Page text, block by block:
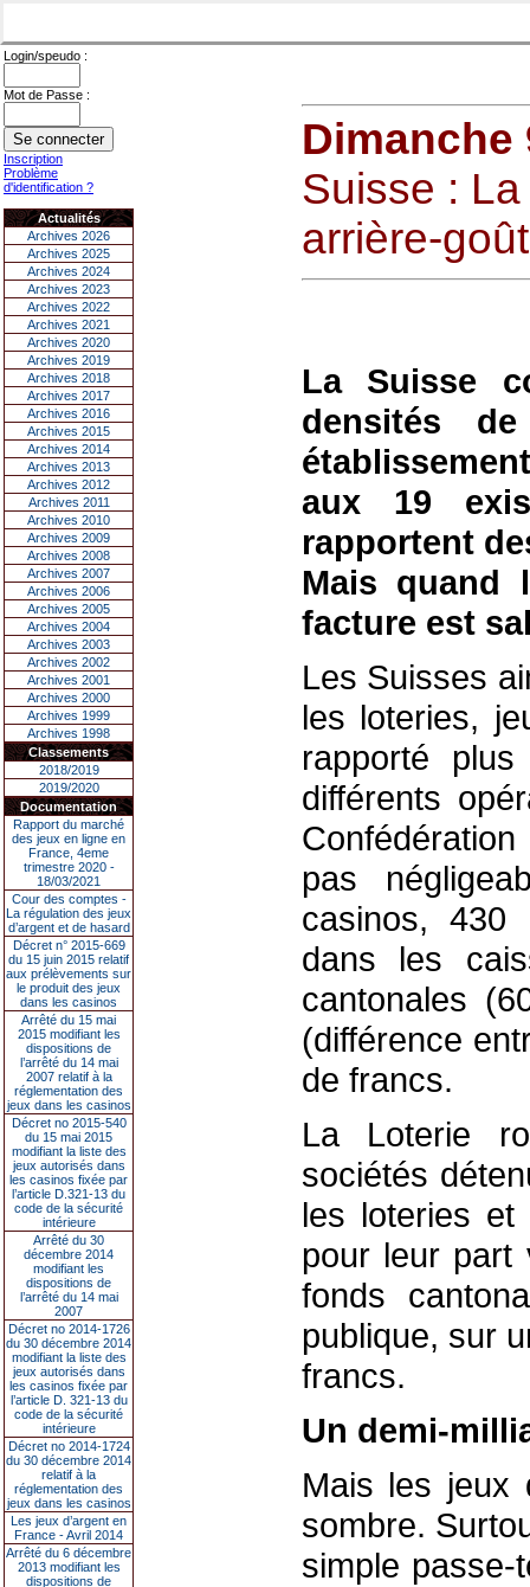
Login/speudo :
Mot de Passe :
Inscription
Problème
d'identification ?
Actualités
Archives 2026
Archives 2025
Archives 2024
Archives 2023
Archives 2022
Archives 2021
Archives 2020
Archives 2019
Archives 2018
Archives 2017
Archives 2016
Archives 2015
Archives 2014
Archives 2013
Archives 2012
Archives 2011
Archives 2010
Archives 2009
Archives 2008
Archives 2007
Archives 2006
Archives 2005
Archives 2004
Archives 2003
Archives 2002
Archives 2001
Archives 2000
Archives 1999
Archives 1998
Classements
2018/2019
2019/2020
Documentation
Rapport du marché
des jeux en ligne en
France, 4eme
trimestre 2020 -
18/03/2021
Cour des comptes -
La régulation des jeux
d’argent et de hasard
Décret n° 2015-669
du 15 juin 2015 relatif
aux prélèvements sur
le produit des jeux
dans les casinos
Arrêté du 15 mai
2015 modifiant les
dispositions de
l’arrêté du 14 mai
2007 relatif à la
réglementation des
jeux dans les casinos
Décret no 2015-540
du 15 mai 2015
modifiant la liste des
jeux autorisés dans
les casinos fixée par
l’article D.321-13 du
code de la sécurité
intérieure
Arrêté du 30
décembre 2014
modifiant les
dispositions de
l’arrêté du 14 mai
2007
Décret no 2014-1726
du 30 décembre 2014
modifiant la liste des
jeux autorisés dans
les casinos fixée par
l’article D. 321-13 du
code de la sécurité
intérieure
Décret no 2014-1724
du 30 décembre 2014
relatif à la
réglementation des
jeux dans les casinos
Les jeux d’argent en
France - Avril 2014
Arrêté du 6 décembre
2013 modifiant les
dispositions de
Dimanche
Suisse :
arrière-
La Suisse
densités
aux 19
rapportent
Mais quand
facture est
Les Suisses
les loteries,
rapporté
différents
pas
casinos, 430
dans les
cantonales
(différence
de francs.
La Loterie
sociétés
les loteries
pour leur part
fonds
publique, sur
francs.
Un demi-
Mais les jeux
sombre.
simple passe-